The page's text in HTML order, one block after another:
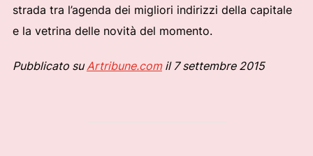
strada tra l’agenda dei migliori indirizzi della capitale
e la vetrina delle novità del momento.
Pubblicato suArtribune.comil 7 settembre 2015